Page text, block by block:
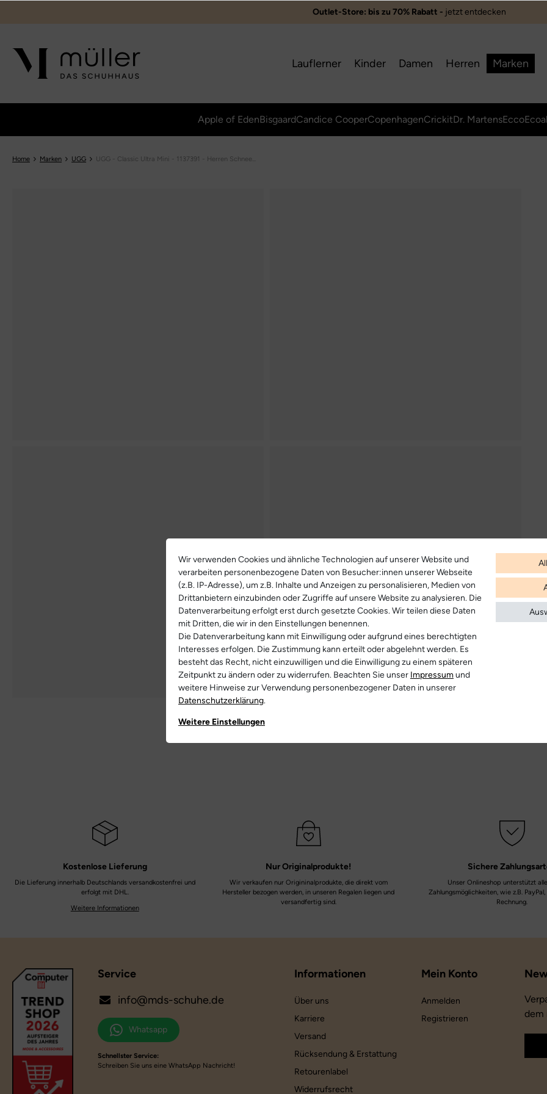
Outlet-Store: bis zu 70% Rabatt - jetzt entdecken ️
Lauflerner Kinder Damen Herren Marken
Apple of EdenBisgaardCandice CooperCopenhagenCrickitDr. MartensEcco
Home Marken UGG UGG - Classic Ultra Mini - 1137391 - Herren Schnee...
Weitere Bilder anzeigen
Kostenlose Lieferung
Die Lieferung innerhalb Deutschlands versandkostenfrei und
erfolgt mit DHL.
Weitere Informationen
NurOriginalprodukte!
Wir verkaufen nur Origininalprodukte, die direkt vom
Hersteller bezogen werden, in unseren Regalen liegen und
versandfertig sind.
Sichere
Unser Onlineshop unterstützt
Zahlungsmöglichkeiten, wie z.B.
Rechnung.
Service
info@mds-schuhe.de
Whatsapp
Schnellster Service:
Schreiben Sie uns eine WhatsApp Nachricht!
Informationen
Über uns
Karriere
Versand
Rücksendung & Erstattung
Retourenlabel
Widerrufsrecht
Mein Konto
Anmelden
Registrieren
dem
Wir verwenden Cookies und ähnliche Technologien auf unserer Website und
verarbeiten personenbezogene Daten von Besucher:innen unserer Webseite
(z.B. IP-Adresse), um z.B. Inhalte und Anzeigen zu personalisieren, Medien von
Drittanbietern einzubinden oder Zugriffe auf unsere Website zu analysieren. Die
Datenverarbeitung erfolgt erst durch gesetzte Cookies. Wir teilen diese Daten
mit Dritten, die wir in den Einstellungen benennen.
Die Datenverarbeitung kann mit Einwilligung oder aufgrund eines berechtigten
Interesses erfolgen. Die Zustimmung kann erteilt oder abgelehnt werden. Es
besteht das Recht, nicht einzuwilligen und die Einwilligung zu einem späteren
Zeitpunkt zu ändern oder zu widerrufen. Beachten Sie unser Impressumund
weitere Hinweise zur Verwendung personenbezogener Daten in unserer
Daten­schutz­erklärung.
Weitere Einstellungen